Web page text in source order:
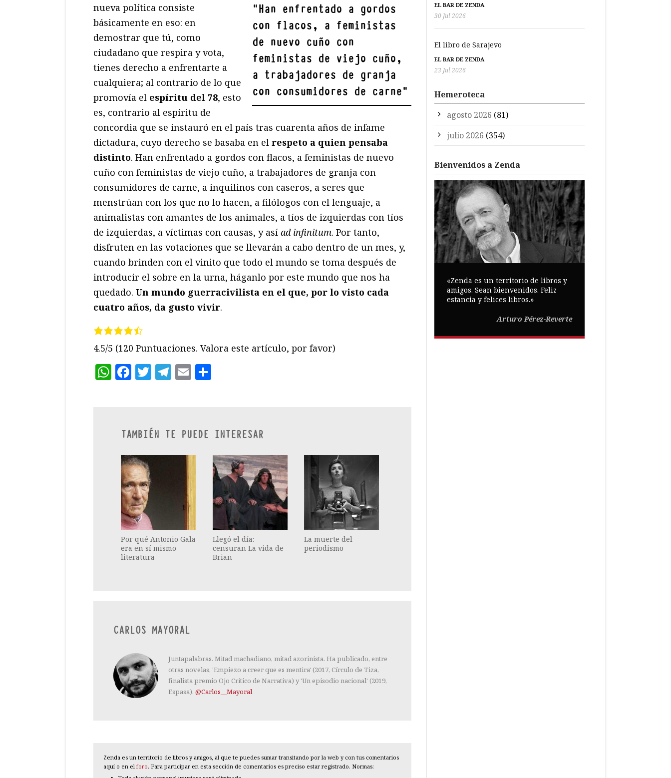
"Han enfrentado a gordos
con flacos, a feministas
de nuevo cuño con
feministas de viejo cuño,
a trabajadores de granja
con consumidores de carne"
nueva política consiste
básicamente en eso: en
demostrar que tú, como
ciudadano que respira y vota,
tienes derecho a enfrentarte a
cualquiera; al contrario de lo que
promovía el espíritu del 78, esto
es, contrario al espíritu de
concordia que se instauró en el país tras cuarenta años de infame
dictadura, cuyo derecho se basaba en el respeto a quien pensaba
distinto. Han enfrentado a gordos con flacos, a feministas de nuevo
cuño con feministas de viejo cuño, a trabajadores de granja con
consumidores de carne, a inquilinos con caseros, a seres que
menstrúan con los que no lo hacen, a filólogos con el lenguaje, a
animalistas con amantes de los animales, a tíos de izquierdas con tíos
de izquierdas, a víctimas con causas, y así ad infinitum. Por tanto,
disfruten en las votaciones que se llevarán a cabo dentro de un mes, y,
cuando brinden con el vinito que todo el mundo se toma después de
introducir el sobre en la urna, háganlo por este mundo que nos ha
quedado. Un mundo guerracivilista en el que, por lo visto cada
cuatro años, da gusto vivir.
4.5/5 (120 Puntuaciones. Valora este artículo, por favor)
WhatsApp
Facebook
Twitter
Telegram
Email
TAMBIÉN TE PUEDE INTERESAR
Por qué Antonio Gala
era en sí mismo
literatura
Llegó el día:
censuran La vida de
Brian
La muerte del
periodismo
CARLOS MAYORAL
Juntapalabras. Mitad machadiano, mitad azorinista. Ha publicado, entre
otras novelas, 'Empiezo a creer que es mentira' (2017, Círculo de Tiza,
finalista premio Ojo Crítico de Narrativa) y 'Un episodio nacional' (2019,
Espasa). @Carlos__Mayoral
Zenda es un territorio de libros y amigos, al que te puedes sumar transitando por la web y con tus comentarios
aquí o en el foro. Para participar en esta sección de comentarios es preciso estar registrado. Normas:
EL BAR DE ZENDA
30 Jul 2026
El libro de Sarajevo
EL BAR DE ZENDA
23 Jul 2026
Hemeroteca
agosto 2026 (81)
julio 2026 (354)
Bienvenidos a Zenda
«Zenda es un territorio de libros y
amigos. Sean bienvenidos. Feliz
estancia y felices libros.»
Arturo Pérez-Reverte